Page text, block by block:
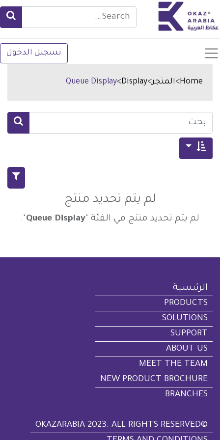
تسجيل الدخول
Home
>المتجر>
Display
>
Queue Display
لم يتم تحديد منتج
لم يتم تحديد منتج في الفئة "Queue Display
".
الرئيسية
PRODUCTS
SOLUTIONS
SUPPORT
ABOUT US
MEET THE TEAM
NEW PRODUCT BROCHURE
BRANCHES
©OKAZARABIA 2023. ALL RIGHTS RESERVED